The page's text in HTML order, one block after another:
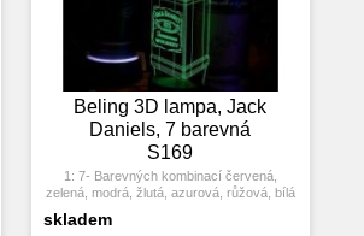
Beling 3D lampa, Jack
Daniels, 7 barevná
S169
1: 7- Barevných kombinací červená,
zelená, modrá, žlutá, azurová, růžová, bílá
rozsvítí jedna barva, stisknutím tlačítka se
skladem